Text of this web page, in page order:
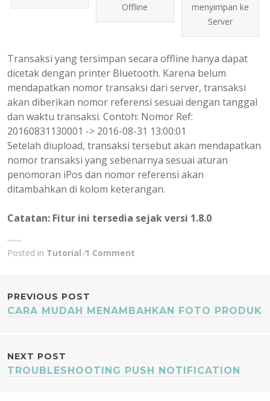
Offline
menyimpan ke
Server
Transaksi yang tersimpan secara offline hanya dapat
dicetak dengan printer Bluetooth. Karena belum
mendapatkan nomor transaksi dari server, transaksi
akan diberikan nomor referensi sesuai dengan tanggal
dan waktu transaksi. Contoh: Nomor Ref:
20160831130001 -> 2016-08-31 13:00:01
Setelah diupload, transaksi tersebut akan mendapatkan
nomor transaksi yang sebenarnya sesuai aturan
penomoran iPos dan nomor referensi akan
ditambahkan di kolom keterangan.
Catatan: Fitur ini tersedia sejak versi 1.8.0
Posted in Tutorial 1 Comment
POST
PREVIOUS POST
CARA MUDAH MENAMBAHKAN FOTO PRODUK
NEXT POST
TROUBLESHOOTING PUSH NOTIFICATION